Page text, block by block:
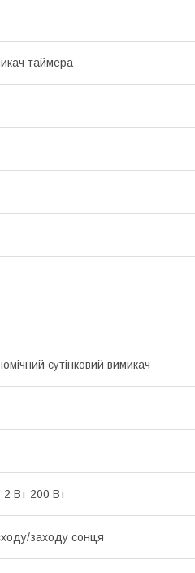
таймера
сутінковий вимикач
2 Вт 200 Вт
заходу сонця